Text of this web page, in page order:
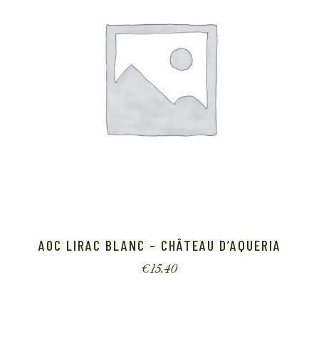
AOC LIRAC BLANC – CHÂTEAU D’AQUERIA
€15.40